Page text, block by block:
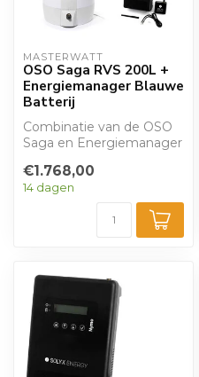
MASTERWATT
OSO Saga RVS 200L +
Energiemanager Blauwe
Batterij
Combinatie van de OSO
Saga en Energiemanager
elektrische boiler...
€1.768,00
14 dagen